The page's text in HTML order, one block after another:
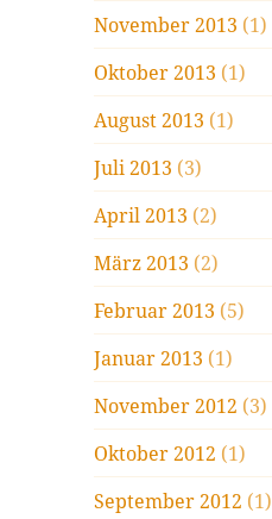
November 2013 (1)
Oktober 2013 (1)
August 2013 (1)
Juli 2013 (3)
April 2013 (2)
März 2013 (2)
Februar 2013 (5)
Januar 2013 (1)
November 2012 (3)
Oktober 2012 (1)
September 2012 (1)